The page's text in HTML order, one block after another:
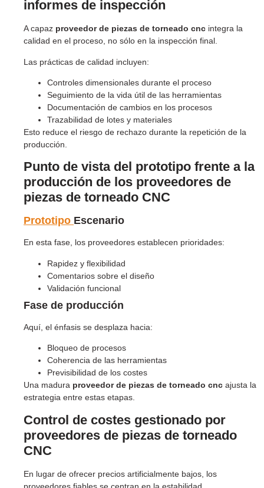
informes de inspección
A capaz proveedor de piezas de torneado cnc integra la
calidad en el proceso, no sólo en la inspección final.
Las prácticas de calidad incluyen:
Controles dimensionales durante el proceso
Seguimiento de la vida útil de las herramientas
Documentación de cambios en los procesos
Trazabilidad de lotes y materiales
Esto reduce el riesgo de rechazo durante la repetición de la
producción.
Punto de vista del prototipo frente a la
producción de los proveedores de
piezas de torneado CNC
Prototipo Escenario
En esta fase, los proveedores establecen prioridades:
Rapidez y flexibilidad
Comentarios sobre el diseño
Validación funcional
Fase de producción
Aquí, el énfasis se desplaza hacia:
Bloqueo de procesos
Coherencia de las herramientas
Previsibilidad de los costes
Una madura proveedor de piezas de torneado cnc ajusta la
estrategia entre estas etapas.
Control de costes gestionado por
proveedores de piezas de torneado
CNC
En lugar de ofrecer precios artificialmente bajos, los
proveedores fiables se centran en la estabilidad.